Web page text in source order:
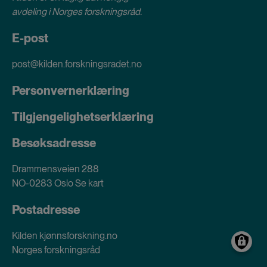
avdeling iNorges forskningsråd.
E-post
post@kilden.forskningsradet.no
Personvernerklæring
Tilgjengelighetserklæring
Besøksadresse
Drammensveien 288
NO-0283 OsloSe kart
Postadresse
Kilden kjønnsforskning.no
Norges forskningsråd